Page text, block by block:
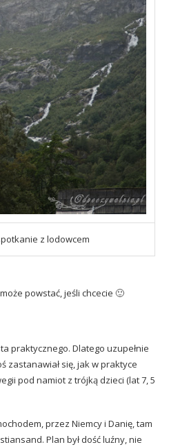
z lodowcem
powstać, jeśli chcecie 🙂
praktycznego. Dlatego uzupełnie
zastanawiał się, jak w praktyce
pod namiot z trójką dzieci (lat 7, 5
przez Niemcy i Danię, tam
Plan był dość luźny, nie